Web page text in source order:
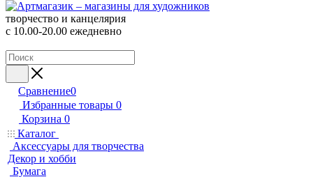
творчество и канцелярия
с 10.00-20.00 ежедневно
Сравнение0
Избранные товары 0
Корзина 0
Каталог
Аксессуары для творчества
Декор и хобби
Бумага